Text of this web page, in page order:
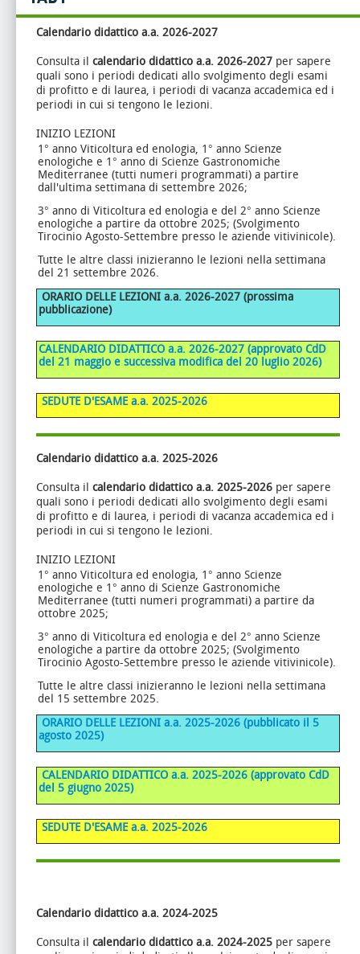
Calendario didattico a.a. 2026-2027
Consulta il calendario didattico a.a. 2026-2027 per sapere
quali sono i periodi dedicati allo svolgimento degli esami
di profitto e di laurea, i periodi di vacanza accademica ed i
periodi in cui si tengono le lezioni.
INIZIO LEZIONI
1° anno Viticoltura ed enologia, 1° anno Scienze
enologiche e 1° anno di Scienze Gastronomiche
Mediterranee (tutti numeri programmati) a partire
dall'ultima settimana di settembre 2026;
3° anno di Viticoltura ed enologia e del 2° anno Scienze
enologiche a partire da ottobre 2025; (Svolgimento
Tirocinio Agosto-Settembre presso le aziende vitivinicole).
Tutte le altre classi inizieranno le lezioni nella settimana
del 21 settembre 2026.
ORARIO DELLE LEZIONI a.a. 2026-2027 (prossima
pubblicazione)
CALENDARIO DIDATTICO a.a. 2026-2027 (approvato CdD
del 21 maggio e successiva modifica del 20 luglio 2026)
SEDUTE D'ESAME a.a. 2025-2026
Calendario didattico a.a. 2025-2026
Consulta il calendario didattico a.a. 2025-2026 per sapere
quali sono i periodi dedicati allo svolgimento degli esami
di profitto e di laurea, i periodi di vacanza accademica ed i
periodi in cui si tengono le lezioni.
INIZIO LEZIONI
1° anno Viticoltura ed enologia, 1° anno Scienze
enologiche e 1° anno di Scienze Gastronomiche
Mediterranee (tutti numeri programmati) a partire da
ottobre 2025;
3° anno di Viticoltura ed enologia e del 2° anno Scienze
enologiche a partire da ottobre 2025; (Svolgimento
Tirocinio Agosto-Settembre presso le aziende vitivinicole).
Tutte le altre classi inizieranno le lezioni nella settimana
del 15 settembre 2025.
ORARIO DELLE LEZIONI a.a. 2025-2026 (pubblicato il 5
agosto 2025)
CALENDARIO DIDATTICO a.a. 2025-2026 (approvato CdD
del 5 giugno 2025)
SEDUTE D'ESAME a.a. 2025-2026
Calendario didattico a.a. 2024-2025
Consulta il calendario didattico a.a. 2024-2025 per sapere